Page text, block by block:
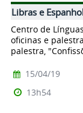
Libras e
Centro de
oficinas e
palestra,
15/04/19
13h54